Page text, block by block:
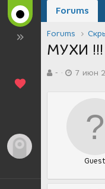
Forums
Forums
МУХИ
в-
а
7 июн
Guest